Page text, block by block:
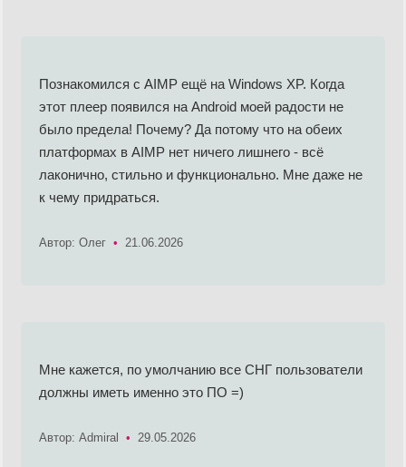
Познакомился с AIMP ещё на Windows XP. Когда
этот плеер появился на Android моей радости не
было предела! Почему? Да потому что на обеих
платформах в AIMP нет ничего лишнего - всё
лаконично, стильно и функционально. Мне даже не
к чему придраться.
Автор: Олег • 21.06.2026
Мне кажется, по умолчанию все СНГ пользователи
должны иметь именно это ПО =)
Автор: Admiral • 29.05.2026